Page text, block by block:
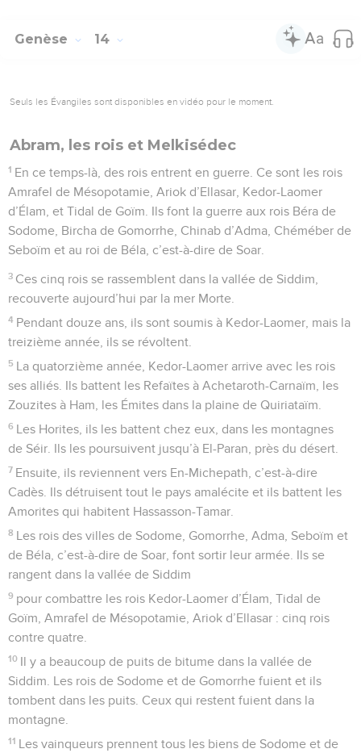
Genèse 14
Seuls les Évangiles sont disponibles en vidéo pour le moment.
Abram, les rois et Melkisédec
1 En ce temps-là, des rois entrent en guerre. Ce sont les rois
Amrafel de Mésopotamie, Ariok d’Ellasar, Kedor-Laomer
d’Élam, et Tidal de Goïm. Ils font la guerre aux rois Béra de
Sodome, Bircha de Gomorrhe, Chinab d’Adma, Chéméber de
Seboïm et au roi de Béla, c’est-à-dire de Soar.
3 Ces cinq rois se rassemblent dans la vallée de Siddim,
recouverte aujourd’hui par la mer Morte.
4 Pendant douze ans, ils sont soumis à Kedor-Laomer, mais la
treizième année, ils se révoltent.
5 La quatorzième année, Kedor-Laomer arrive avec les rois
ses alliés. Ils battent les Refaïtes à Achetaroth-Carnaïm, les
Zouzites à Ham, les Émites dans la plaine de Quiriataïm.
6 Les Horites, ils les battent chez eux, dans les montagnes
de Séir. Ils les poursuivent jusqu’à El-Paran, près du désert.
7 Ensuite, ils reviennent vers En-Michepath, c’est-à-dire
Cadès. Ils détruisent tout le pays amalécite et ils battent les
Amorites qui habitent Hassasson-Tamar.
8 Les rois des villes de Sodome, Gomorrhe, Adma, Seboïm et
de Béla, c’est-à-dire de Soar, font sortir leur armée. Ils se
rangent dans la vallée de Siddim
9 pour combattre les rois Kedor-Laomer d’Élam, Tidal de
Goïm, Amrafel de Mésopotamie, Ariok d’Ellasar : cinq rois
contre quatre.
10 Il y a beaucoup de puits de bitume dans la vallée de
Siddim. Les rois de Sodome et de Gomorrhe fuient et ils
tombent dans les puits. Ceux qui restent fuient dans la
montagne.
11 Les vainqueurs prennent tous les biens de Sodome et de